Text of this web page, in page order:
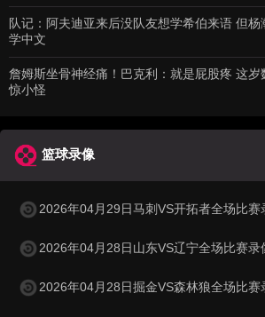
队记：阿夫迪亚来后没队友想学希伯来语 但杨
学中文
詹姆斯坐骨神经痛！巴克利：就是屁股疼 这岁
惊小怪
篮球录像
2026年04月29日马刺VS开拓者全场比赛
2026年04月28日山东VS辽宁全场比赛录
2026年04月28日掘金VS森林狼全场比赛